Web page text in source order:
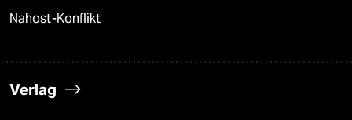
Nahost-Konflikt
Verlag